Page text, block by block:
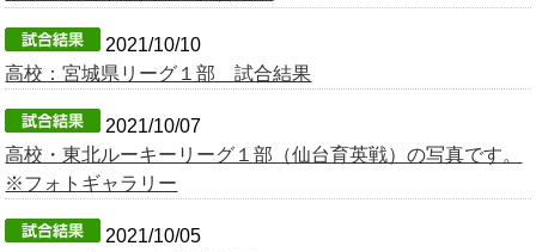
2021/10/10
高校：宮城県リーグ１部 試合結果
2021/10/07
高校・東北ルーキーリーグ１部（仙台育英戦）の写真です。
※フォトギャラリー
2021/10/05